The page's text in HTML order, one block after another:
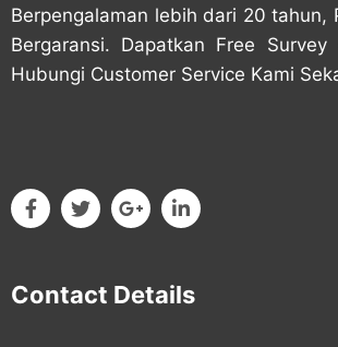
Berpengalaman lebih dari 20 tahun,
Bergaransi. Dapatkan Free Survey
Hubungi Customer Service Kami
Contact Details